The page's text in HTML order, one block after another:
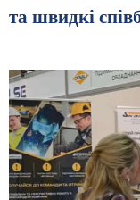
та швидкі